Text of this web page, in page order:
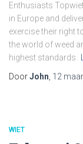
Enthusiasts
in Europe and
exercise their right
the world of weed
highest standards.
DoorJohn 12
WIET